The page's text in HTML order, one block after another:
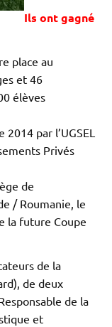
Ils ont gagné
place au
et 46
élèves
par l’UGSEL
Privés
de
/ Roumanie, le
la future Coupe
de la
de deux
de la
et